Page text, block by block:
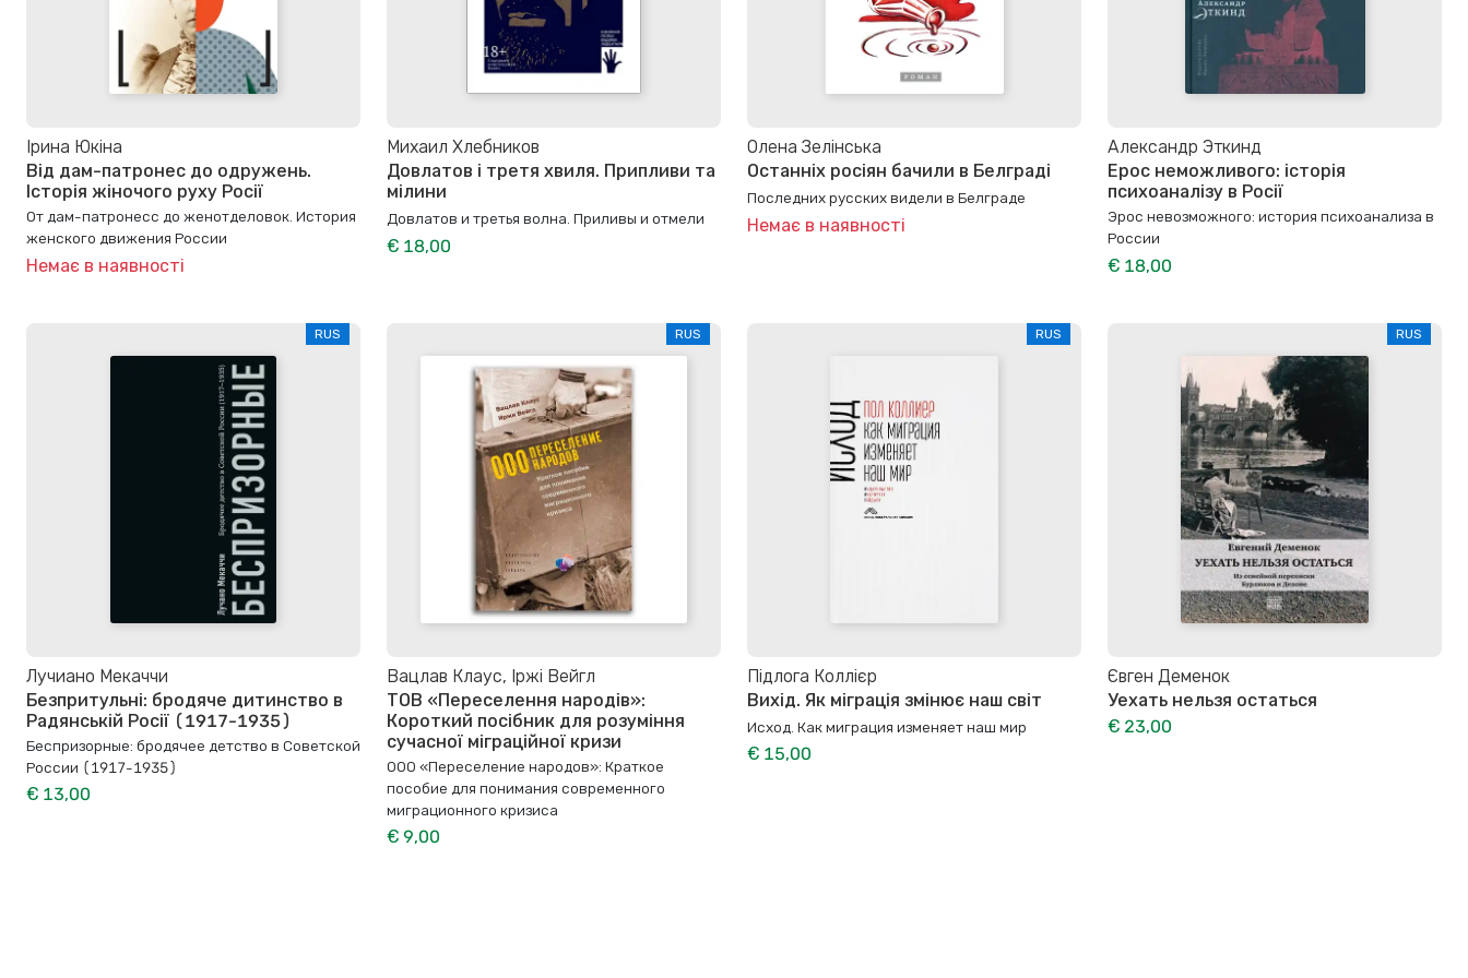
Ірина Юкіна
Від дам-патронес до одружень.
Історія жіночого руху Росії
От дам-патронесс до женотделовок. История
женского движения России
Немає в наявності
Михаил Хлебников
Довлатов і третя хвиля. Припливи та
мілини
Довлатов и третья волна. Приливы и отмели
€ 18,00
Олена Зелінська
Останніх росіян бачили в Белграді
Последних русских видели в Белграде
Немає в наявності
Александр Эткинд
Ерос неможливого: історія
психоаналізу в Росії
Эрос невозможного: история психоанализа в
России
€ 18,00
RUS
Лучиано Мекаччи
Безпритульні: бродяче дитинство в
Радянській Росії (1917-1935)
Беспризорные: бродячее детство в Советской
России (1917-1935)
€ 13,00
RUS
Вацлав Клаус, Іржі Вейгл
ТОВ «Переселення народів»:
Короткий посібник для розуміння
сучасної міграційної кризи
ООО «Переселение народов»: Краткое
пособие для понимания современного
миграционного кризиса
€ 9,00
RUS
Підлога Коллієр
Вихід. Як міграція змінює наш світ
Исход. Как миграция изменяет наш мир
€ 15,00
RUS
Євген Деменок
Уехать нельзя остаться
€ 23,00